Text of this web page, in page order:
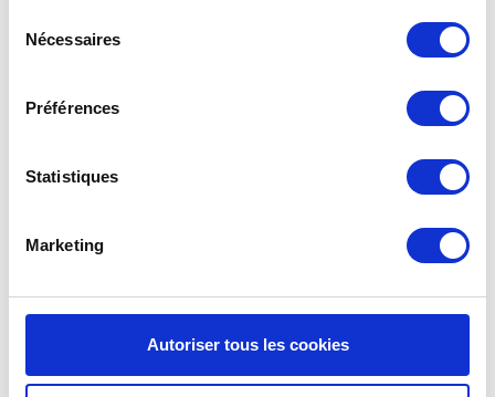
Nécessaires
Préférences
Statistiques
Marketing
Autoriser tous les cookies